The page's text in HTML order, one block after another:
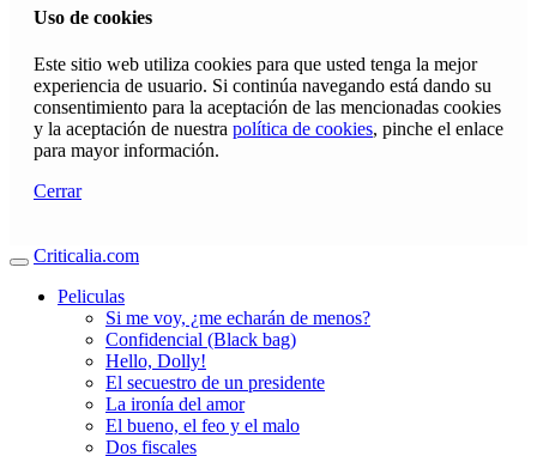
Uso de cookies
Este sitio web utiliza cookies para que usted tenga la mejor
experiencia de usuario. Si continúa navegando está dando su
consentimiento para la aceptación de las mencionadas cookies
y la aceptación de nuestra política de cookies, pinche el enlace
para mayor información.
Cerrar
Criticalia.com
Peliculas
Si me voy, ¿me echarán de menos?
Confidencial (Black bag)
Hello, Dolly!
El secuestro de un presidente
La ironía del amor
El bueno, el feo y el malo
Dos fiscales